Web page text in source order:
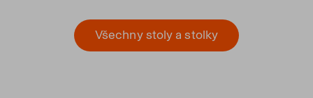
Všechny stoly a stolky